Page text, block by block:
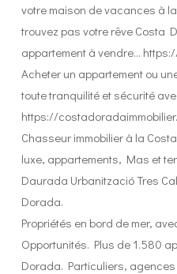
votre maison de vacances à
trouvez pas votre rêve Costa
appartement à vendre…
Acheter un appartement ou
toute tranquilité et sécurité
https://
Chasseur immobilier à la
luxe, appartements, Mas et
Daurada Urbanització Tres
Dorada.
Propriétés en bord de mer,
Opportunités. Plus de 1.580
Dorada. Particuliers,